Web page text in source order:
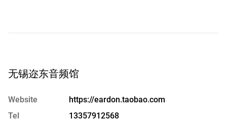
无锡迩东音频馆
Website
https://eardon.taobao.com
Tel
13357912568